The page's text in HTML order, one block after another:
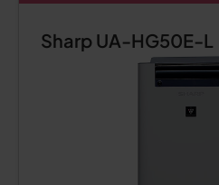
Sharp UA-HG50E-L